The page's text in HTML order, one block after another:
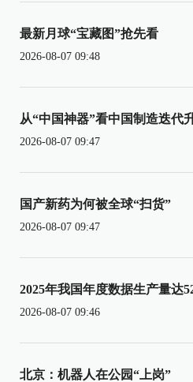
最新月球“宝藏图”抢先看
2026-08-07 09:48
从“中国神器”看中国制造迭代
2026-08-07 09:47
国产新药为何被全球“扫货”
2026-08-07 09:47
2025年我国年度数据生产量达
2026-08-07 09:46
北京：机器人在公园“上岗”